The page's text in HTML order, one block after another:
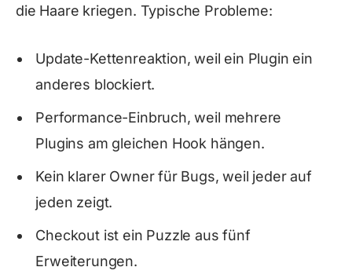
die Haare kriegen. Typische Probleme:
Update-Kettenreaktion, weil ein Plugin ein
anderes blockiert.
Performance-Einbruch, weil mehrere
Plugins am gleichen Hook hängen.
Kein klarer Owner für Bugs, weil jeder auf
jeden zeigt.
Checkout ist ein Puzzle aus fünf
Erweiterungen.